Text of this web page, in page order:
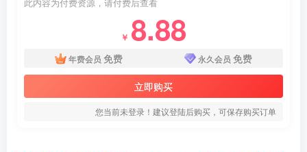
此内容为付费资源，请付费后查看
￥ 8.88
年费会员 免费 永久会员 免费
立即购买
您当前未登录！建议登陆后购买，可保存购买订单